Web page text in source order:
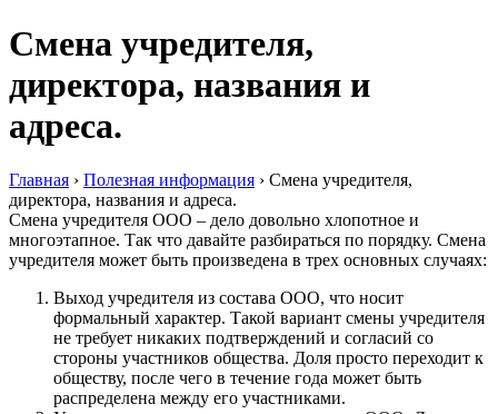
Смена учредителя,
директора, названия и
адреса.
Главная › Полезная информация › Смена учредителя,
директора, названия и адреса.
Смена учредителя ООО – дело довольно хлопотное и
многоэтапное. Так что давайте разбираться по порядку. Смена
учредителя может быть произведена в трех основных случаях:
Выход учредителя из состава ООО, что носит
формальный характер. Такой вариант смены учредителя
не требует никаких подтверждений и согласий со
стороны участников общества. Доля просто переходит к
обществу, после чего в течение года может быть
распределена между его участниками.